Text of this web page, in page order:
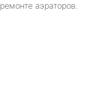
ремонте аэраторов.